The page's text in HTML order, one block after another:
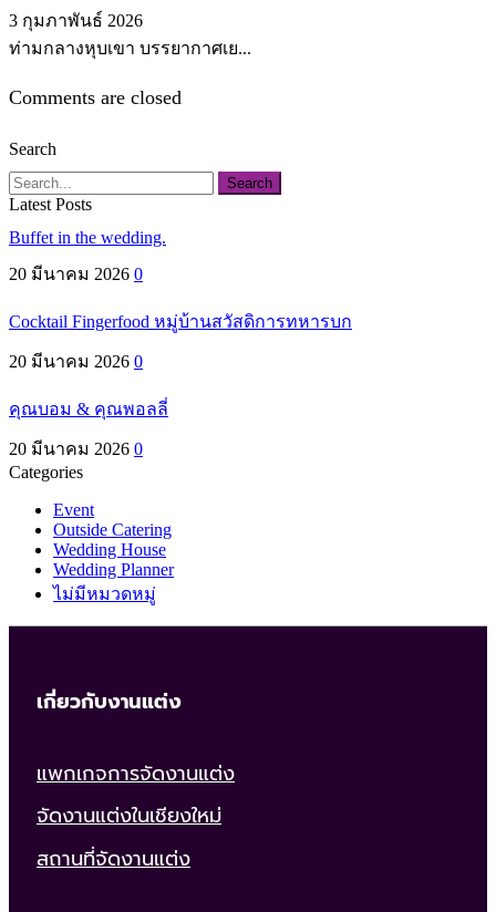
3 กุมภาพันธ์ 2026
ท่ามกลางหุบเขา บรรยากาศเย...
Comments are closed
Search
Search
Latest Posts
Buffet in the wedding.
20 มีนาคม 2026 0
Cocktail Fingerfood หมู่บ้านสวัสดิการทหารบก
20 มีนาคม 2026 0
คุณบอม & คุณพอลลี่
20 มีนาคม 2026 0
Categories
Event
Outside Catering
Wedding House
Wedding Planner
ไม่มีหมวดหมู่
เกี่ยวกับงานแต่ง
แพกเกจการจัดงานแต่ง
จัดงานแต่งในเชียงใหม่
สถานที่จัดงานแต่ง